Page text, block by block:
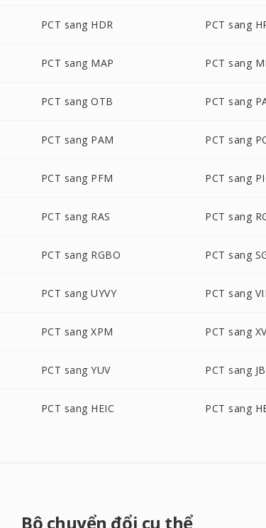
PCT sang HDR PCT sang
PCT sang MAP PCT sang
PCT sang OTB PCT sang
PCT sang PAM PCT sang
PCT sang PFM PCT sang
PCT sang RAS PCT sang
PCT sang RGBO PCT sang
PCT sang UYVY PCT sang
PCT sang XPM PCT sang
PCT sang YUV PCT sang
PCT sang HEIC PCT sang
Bộ chuyển đổi cụ thể